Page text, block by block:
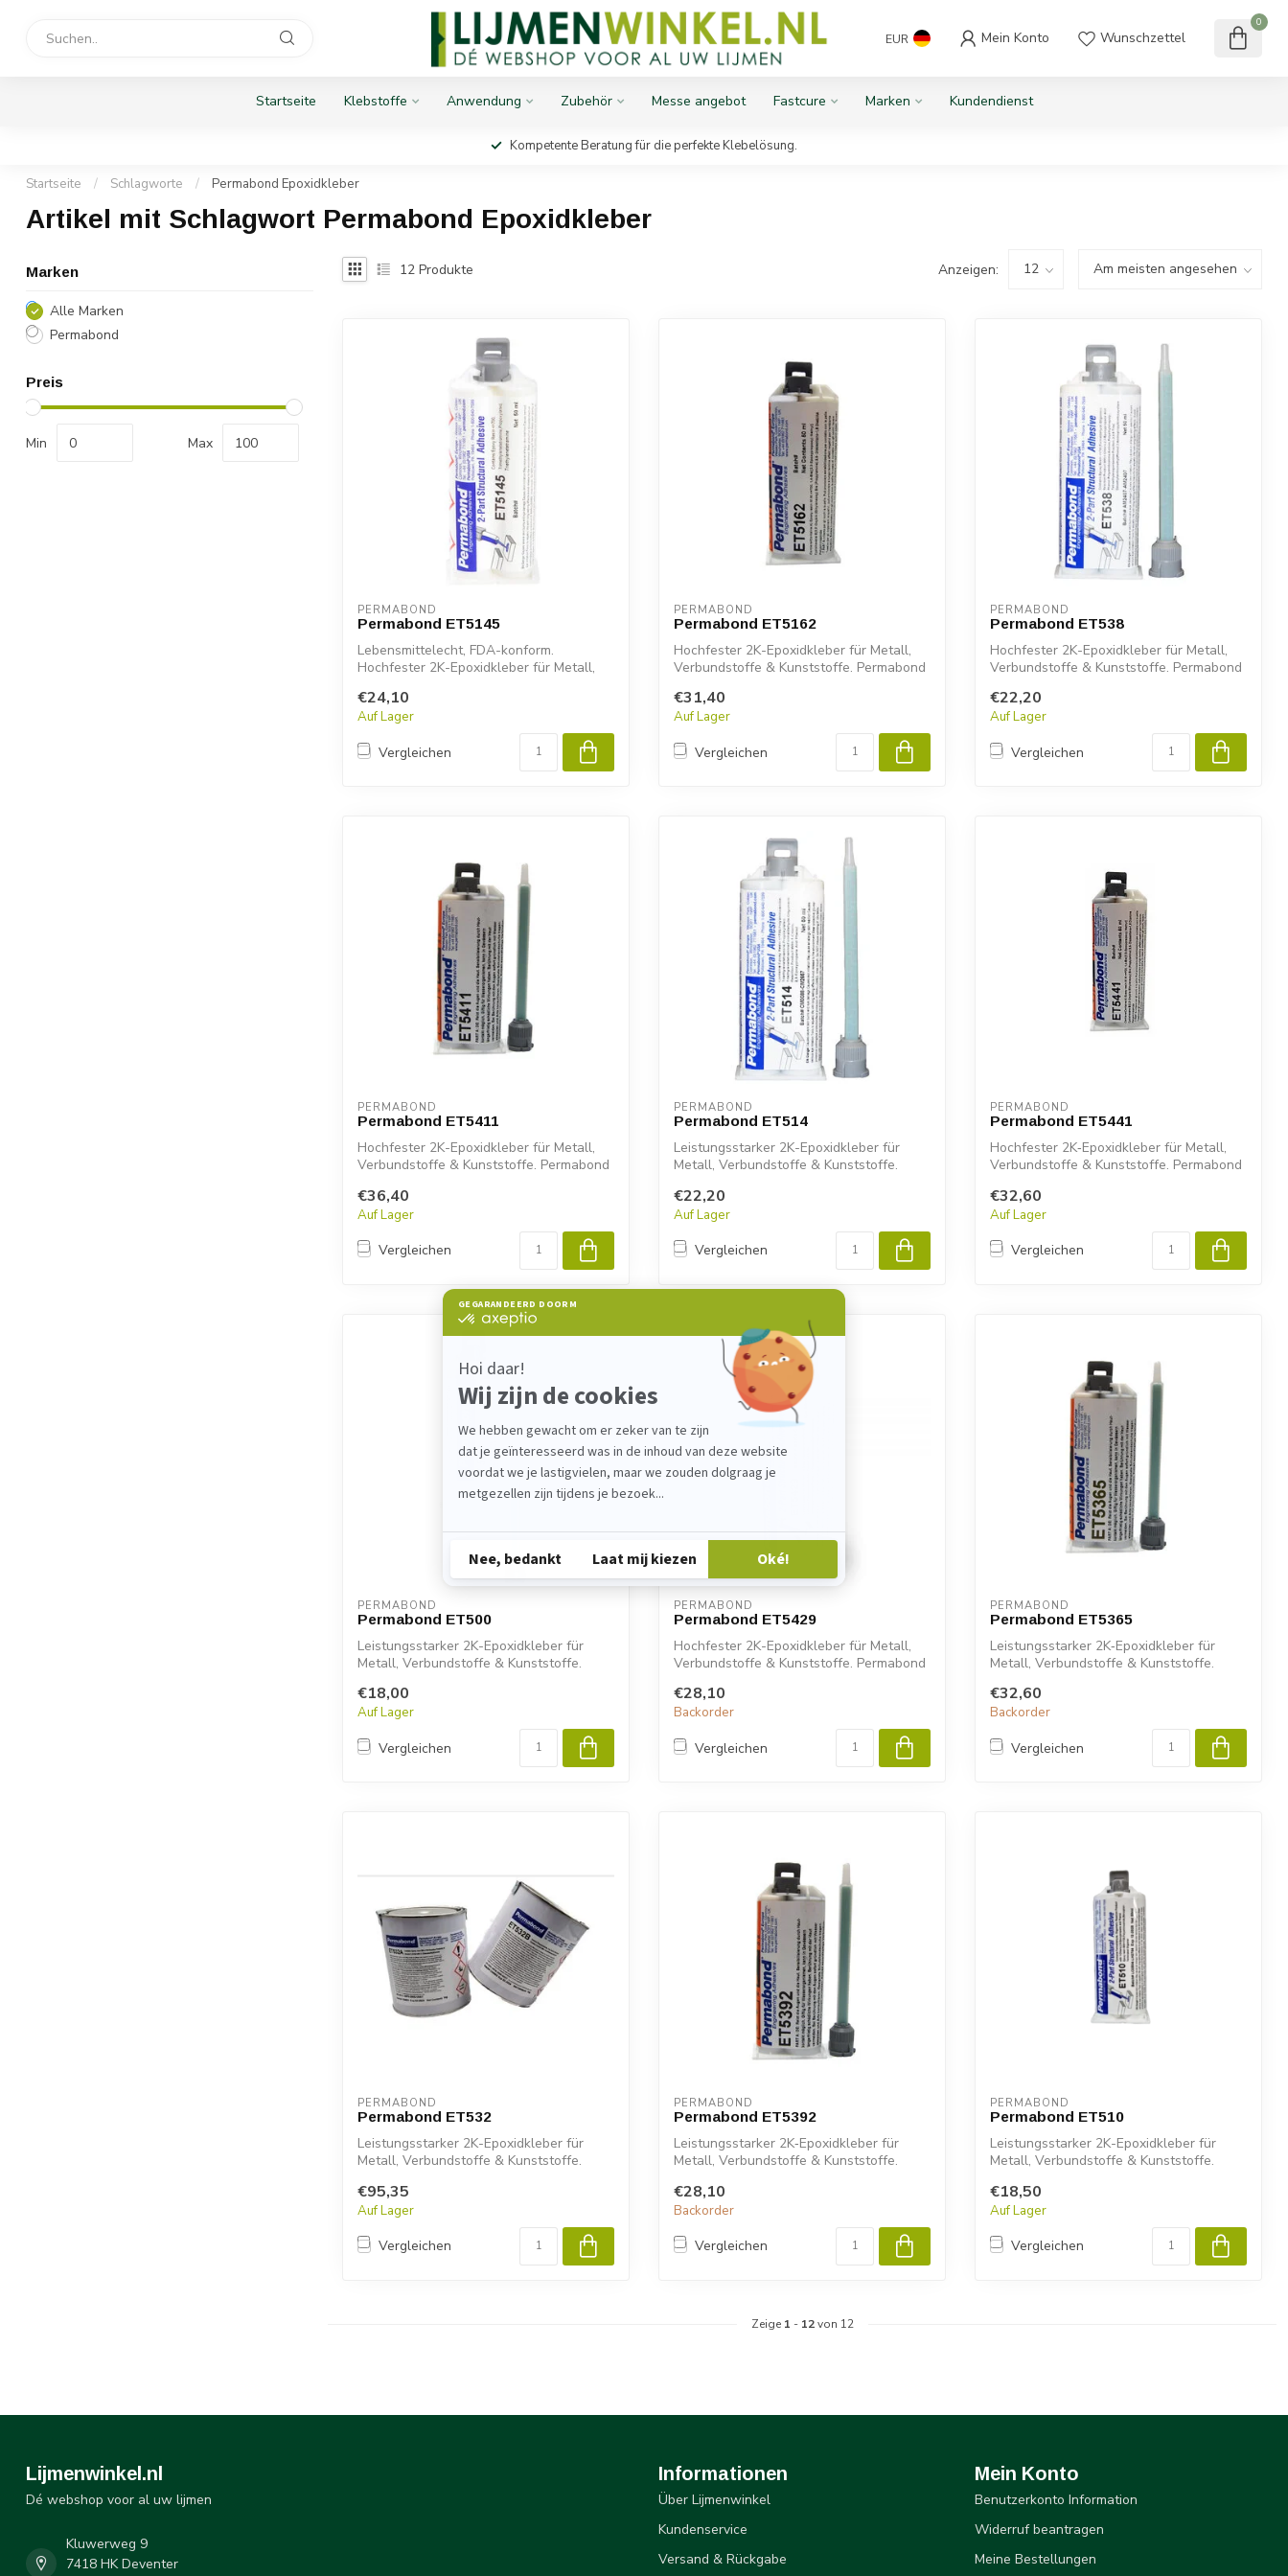
EUR Mein Konto Wunschzettel
0
Startseite Klebstoffe Anwendung Zubehör Messe angebot Fastcure Marken Kundendienst
Kompetente Beratung für die perfekte Klebelösung.
Startseite / Schlagworte / Permabond Epoxidkleber
Artikel mit Schlagwort Permabond Epoxidkleber
Marken
Alle Marken
Permabond
Preis
Min Max
12 Produkte Anzeigen:
PERMABOND
Permabond ET5145
Lebensmittelecht, FDA-konform.
Hochfester 2K-Epoxidkleber für Metall,
€24,10
Auf Lager
Vergleichen
PERMABOND
Permabond ET5162
Hochfester 2K-Epoxidkleber für Metall,
Verbundstoffe & Kunststoffe. Permabond
€31,40
Auf Lager
Vergleichen
PERMABOND
Permabond ET538
Hochfester 2K-Epoxidkleber für Metall,
Verbundstoffe & Kunststoffe. Permabond
€22,20
Auf Lager
Vergleichen
PERMABOND
Permabond ET5411
Hochfester 2K-Epoxidkleber für Metall,
Verbundstoffe & Kunststoffe. Permabond
€36,40
Auf Lager
Vergleichen
PERMABOND
Permabond ET514
Leistungsstarker 2K-Epoxidkleber für
Metall, Verbundstoffe & Kunststoffe.
€22,20
Auf Lager
Vergleichen
PERMABOND
Permabond ET5441
Hochfester 2K‑Epoxidkleber für Metall,
Verbundstoffe & Kunststoffe. Permabond
€32,60
Auf Lager
Vergleichen
PERMABOND
Permabond ET500
Leistungsstarker 2K-Epoxidkleber für
Metall, Verbundstoffe & Kunststoffe.
€18,00
Auf Lager
Vergleichen
PERMABOND
Permabond ET5429
Hochfester 2K-Epoxidkleber für Metall,
Verbundstoffe & Kunststoffe. Permabond
€28,10
Backorder
Vergleichen
PERMABOND
Permabond ET5365
Leistungsstarker 2K‑Epoxidkleber für
Metall, Verbundstoffe & Kunststoffe.
€32,60
Backorder
Vergleichen
PERMABOND
Permabond ET532
Leistungsstarker 2K-Epoxidkleber für
Metall, Verbundstoffe & Kunststoffe.
€95,35
Auf Lager
Vergleichen
PERMABOND
Permabond ET5392
Leistungsstarker 2K‑Epoxidkleber für
Metall, Verbundstoffe & Kunststoffe.
€28,10
Backorder
Vergleichen
PERMABOND
Permabond ET510
Leistungsstarker 2K-Epoxidkleber für
Metall, Verbundstoffe & Kunststoffe.
€18,50
Auf Lager
Vergleichen
Zeige 1 - 12von 12
Lijmenwinkel.nl
Dé webshop voor al uw lijmen
Kluwerweg 9
7418 HK Deventer
Informationen
Über Lijmenwinkel
Kundenservice
Versand & Rückgabe
Mein Konto
Benutzerkonto Information
Widerruf beantragen
Meine Bestellungen